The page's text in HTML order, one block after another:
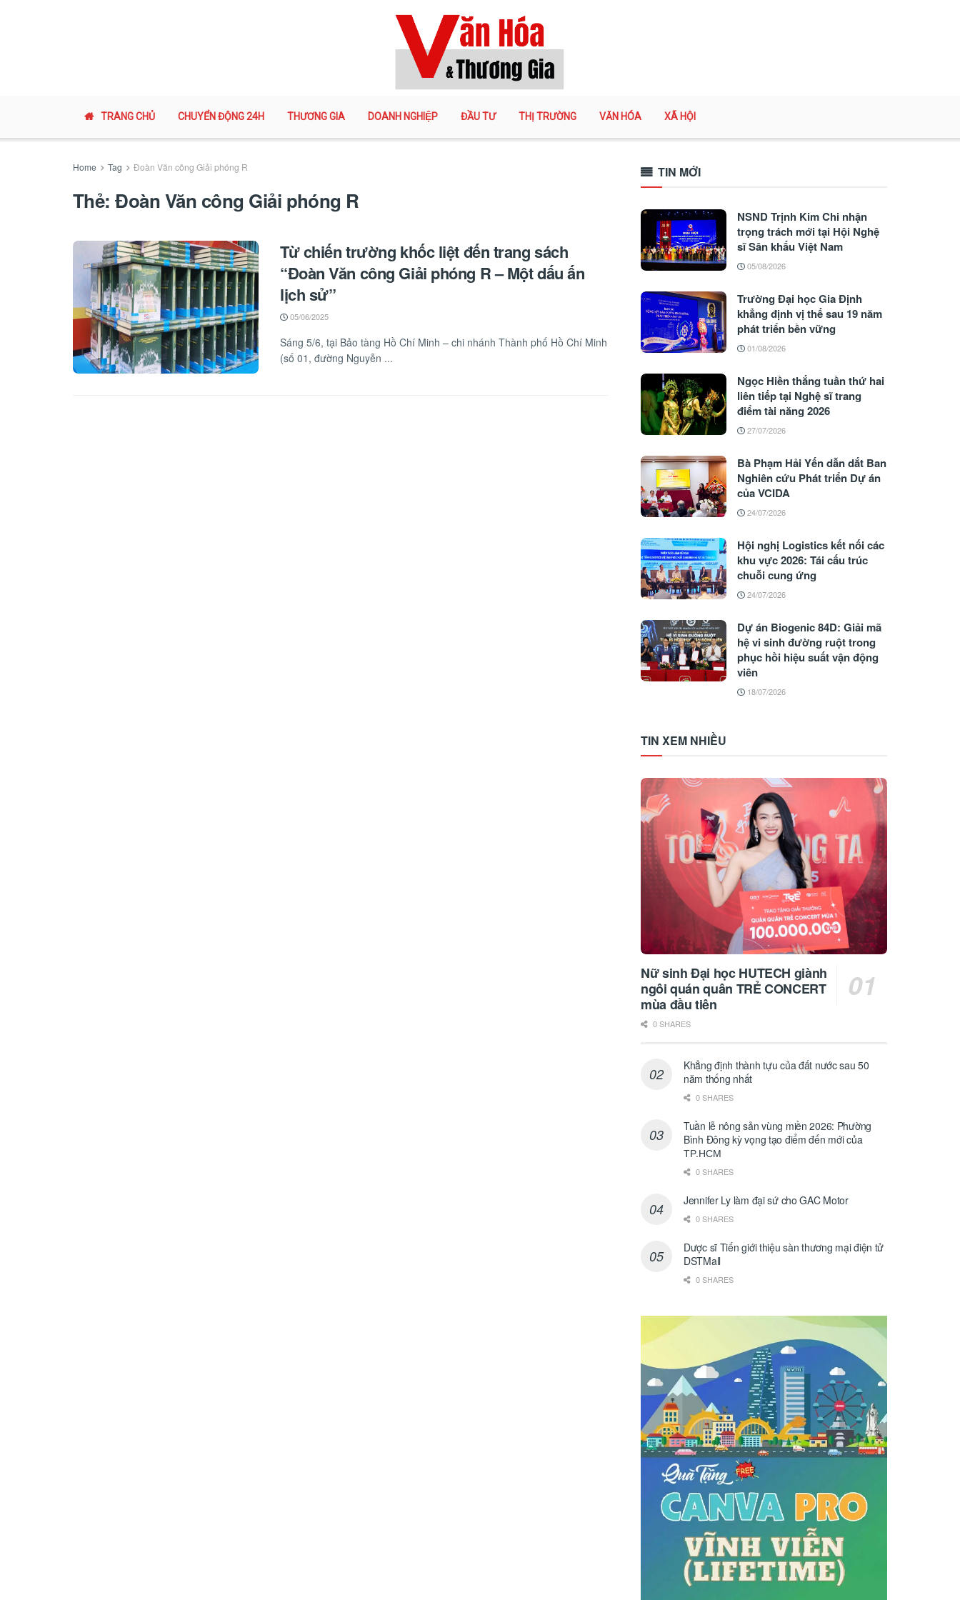
TRANG CHỦ CHUYỂN ĐỘNG 24H THƯƠNG GIA DOANH NGHIỆP ĐẦU TƯ THỊ TRƯỜNG VĂN HÓA XÃ HỘI
Home Tag Đoàn Văn công Giải phóng R
Thẻ:Đoàn Văn công Giải phóng R
Từ chiến trường khốc liệt đến trang sách
“Đoàn Văn công Giải phóng R – Một dấu ấn
lịch sử”
05/06/2025
Sáng 5/6, tại Bảo tàng Hồ Chí Minh – chi nhánh Thành phố Hồ Chí Minh
(số 01, đường Nguyễn ...
TIN MỚI
NSND Trịnh Kim Chi nhận
trọng trách mới tại Hội Nghệ
sĩ Sân khấu Việt Nam
05/08/2026
Trường Đại học Gia Định
khẳng định vị thế sau 19 năm
phát triển bền vững
01/08/2026
Ngọc Hiền thắng tuần thứ hai
liên tiếp tại Nghệ sĩ trang
điểm tài năng 2026
27/07/2026
Bà Phạm Hải Yến dẫn dắt Ban
Nghiên cứu Phát triển Dự án
của VCIDA
24/07/2026
Hội nghị Logistics kết nối các
khu vực 2026: Tái cấu trúc
chuỗi cung ứng
24/07/2026
Dự án Biogenic 84D: Giải mã
hệ vi sinh đường ruột trong
phục hồi hiệu suất vận động
viên
18/07/2026
TIN XEM NHIỀU
Nữ sinh Đại học HUTECH giành
ngôi quán quân TRẺ CONCERT
mùa đầu tiên
0 SHARES
Khẳng định thành tựu của đất nước sau 50
năm thống nhất
0 SHARES
Tuần lễ nông sản vùng miền 2026: Phường
Bình Đông kỳ vọng tạo điểm đến mới của
ТР.НСМ
0 SHARES
Jennifer Ly làm đại sứ cho GAC Motor
0 SHARES
Dược sĩ Tiến giới thiệu sàn thương mại điện tử
DSTMall
0 SHARES